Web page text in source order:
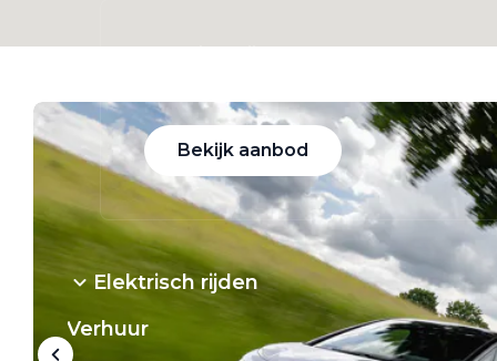
Bekijk aanbod
Elektrisch rijden
Verhuur